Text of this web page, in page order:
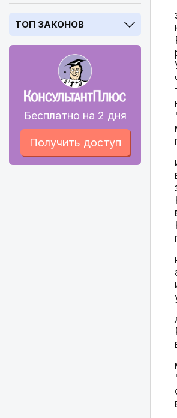
ТОП ЗАКОНОВ
Бесплатно на 2 дня
Получить доступ